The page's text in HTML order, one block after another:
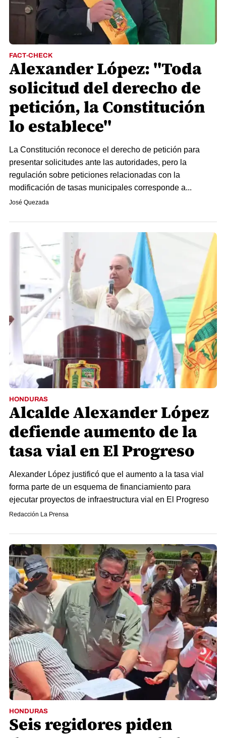
FACT-CHECK
Alexander López: "Toda
solicitud del derecho de
petición, la Constitución
lo establece"
La Constitución reconoce el derecho de petición para
presentar solicitudes ante las autoridades, pero la
regulación sobre peticiones relacionadas con la
modificación de tasas municipales corresponde a...
José Quezada
HONDURAS
Alcalde Alexander López
defiende aumento de la
tasa vial en El Progreso
Alexander López justificó que el aumento a la tasa vial
forma parte de un esquema de financiamiento para
ejecutar proyectos de infraestructura vial en El Progreso
Redacción La Prensa
HONDURAS
Seis regidores piden